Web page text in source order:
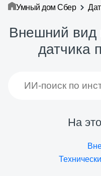
Умный дом Сбер
Внешний вид
датчика
На